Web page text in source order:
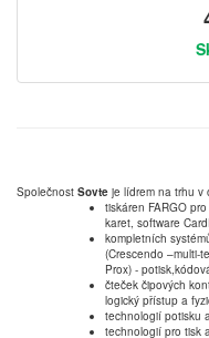
Společnost Sovte je lídrem na trhu v
tiskáren FARGO
karet, software
kompletních
(Crescendo –multi-
Prox) -
čteček čipových
logický přístup a
technologií potisku
technologií pro tisk